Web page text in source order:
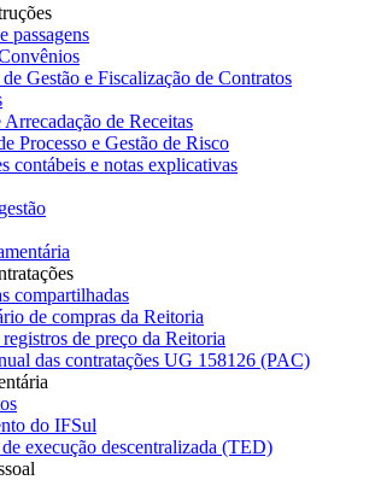
passagens
Gestão e Fiscalização de Contratos
de Receitas
Processo e Gestão de Risco
contábeis e notas explicativas
compartilhadas
de compras da Reitoria
de preço da Reitoria
das contratações UG 158126 (PAC)
do IFSul
execução descentralizada (TED)